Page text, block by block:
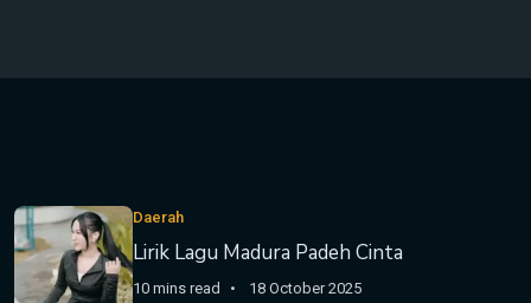
Daerah
Lirik Lagu Madura Padeh Cinta
10 mins read 18 October 2025